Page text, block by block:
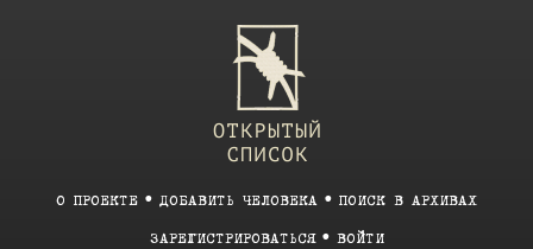
О ПРОЕКТЕ ДОБАВИТЬ ЧЕЛОВЕКА ПОИСК В АРХИВАХ
ЗАРЕГИСТРИРОВАТЬСЯ ВОЙТИ